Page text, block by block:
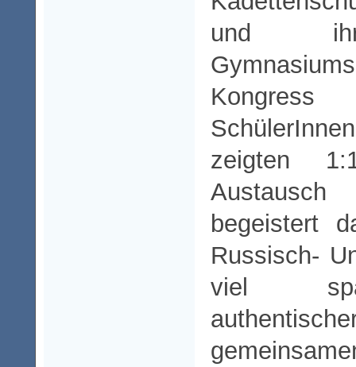
und
zeigten
begeistert
Russisch-
viel